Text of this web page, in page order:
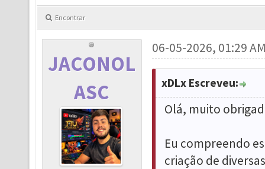
Encontrar
JACONOL
ASC
06-05-2026, 01:29
xDLx Escreveu:
Olá, muito
Eu compreendo
criação de